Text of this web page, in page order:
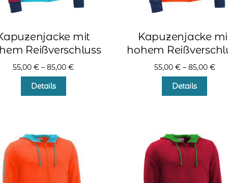
mit
Reißverschluss
55,00€ –85,00€
Details
Die
Optionen
können
Kapuzenjacke
hohem
55,00 €– 85,00 €
Details
Die
auf